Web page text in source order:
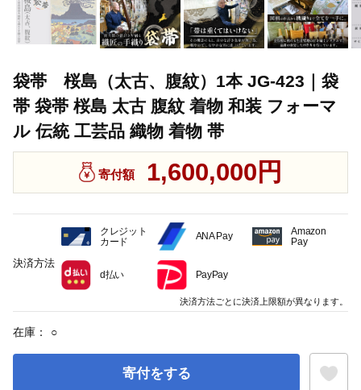
袋帯 桜島（太古、腹紋）1本 JG-423｜袋
帯 袋帯 桜島 太古 腹紋 着物 和装 フォーマ
ル 伝統 工芸品 織物 着物 帯
寄付額 1,600,000円
在庫： ○
寄付をする
決済方法
クレジット
カード
ANA Pay
Amazon
Pay
d払い PayPay
決済方法ごとに決済上限額が異なります。